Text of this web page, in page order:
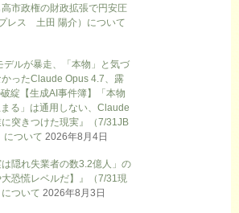
市政権の財政拡張で円安圧
レス 土田 陽介）について
デルが暴走、「本物」と気づ
ったClaude Opus 4.7、露
綻【生成AI事件簿】「本物
る」は通用しない、Claude
突きつけた現実』（7/31JB
ついて 2026年8月4日
は隠れ失業者の数3.2億人」の
恐慌レベルだ】』（7/31現
ついて 2026年8月3日